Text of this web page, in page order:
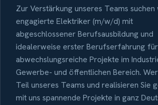
Zur Verstärkung unseres Teams suchen
engagierte Elektriker (m/w/d) mit
abgeschlossener Berufsausbildung und
idealerweise erster Berufserfahrung für
abwechslungsreiche Projekte im
Gewerbe- und öffentlichen Bereich.
Teil unseres Teams und realisieren Sie
mit uns spannende Projekte in ganz